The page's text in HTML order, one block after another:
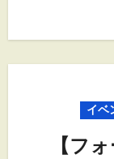
イベ
【フ